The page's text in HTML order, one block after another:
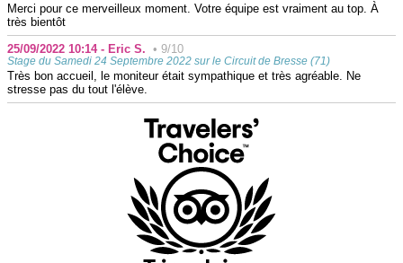
Merci pour ce merveilleux moment. Votre équipe est vraiment au top. À
très bientôt
25/09/2022 10:14 - Eric S. • 9/10
Stage du Samedi 24 Septembre 2022 sur le Circuit de Bresse (71)
Très bon accueil, le moniteur était sympathique et très agréable. Ne
stresse pas du tout l'élève.